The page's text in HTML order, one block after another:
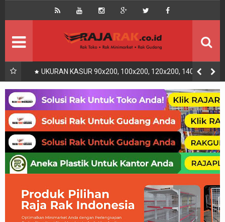
UKURAN KASUR 90x200, 100x200, 120x200, 140x200,
160x200, 180x200 | FUNGSI, MANFAAT DAN KEGUNAAN
Beranda
Kontak About Us
Rak Gudang Rak besi/Rak pallet
Rak Minimarket Supermarket
Produk Lain Peralatan Toko Dll
Artikel Retail & Logistik